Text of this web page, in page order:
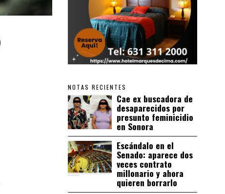
NOTAS RECIENTES
Cae ex buscadora de
desaparecidos por
presunto feminicidio
en Sonora
Escándalo en el
Senado: aparece dos
veces contrato
millonario y ahora
quieren borrarlo